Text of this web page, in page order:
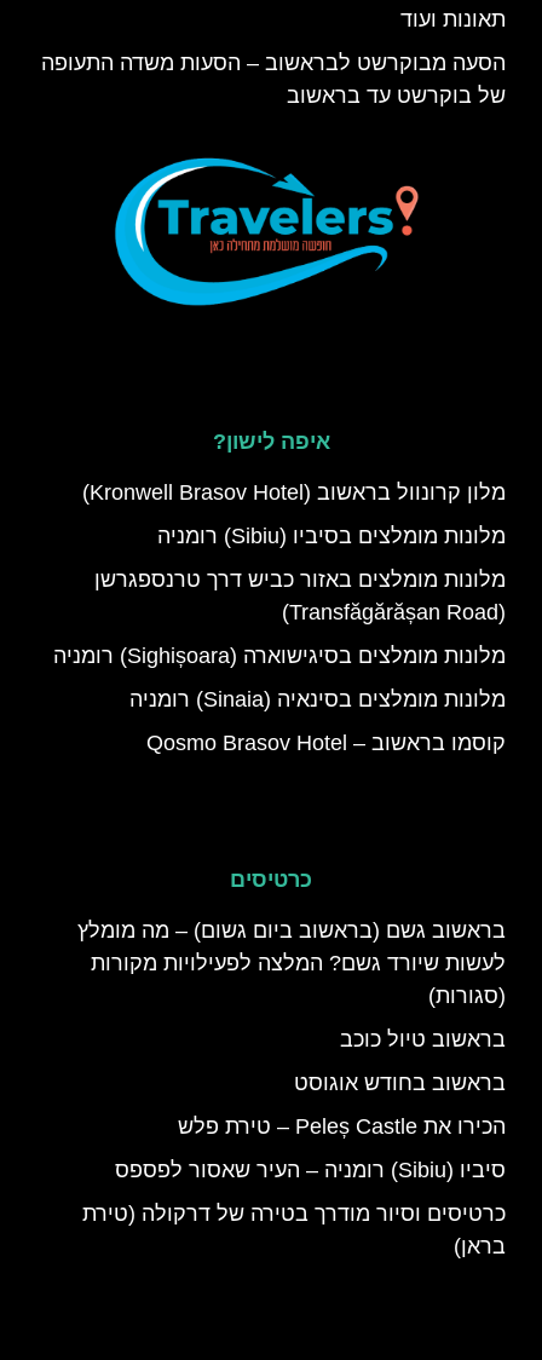
תאונות ועוד
הסעה מבוקרשט לבראשוב – הסעות משדה התעופה
של בוקרשט עד בראשוב
איפה לישון?
מלון קרונוול בראשוב (Kronwell Brasov Hotel)
מלונות מומלצים בסיביו (Sibiu) רומניה
מלונות מומלצים באזור כביש דרך טרנספגרשן
(Transfăgărășan Road)
מלונות מומלצים בסיגישוארה (Sighișoara) רומניה
מלונות מומלצים בסינאיה (Sinaia) רומניה
קוסמו בראשוב – Qosmo Brasov Hotel
כרטיסים
בראשוב גשם (בראשוב ביום גשום) – מה מומלץ
לעשות שיורד גשם? המלצה לפעילויות מקורות
(סגורות)
בראשוב טיול כוכב
בראשוב בחודש אוגוסט
הכירו את Peleș Castle – טירת פלש
סיביו (Sibiu) רומניה – העיר שאסור לפספס
כרטיסים וסיור מודרך בטירה של דרקולה (טירת
בראן)